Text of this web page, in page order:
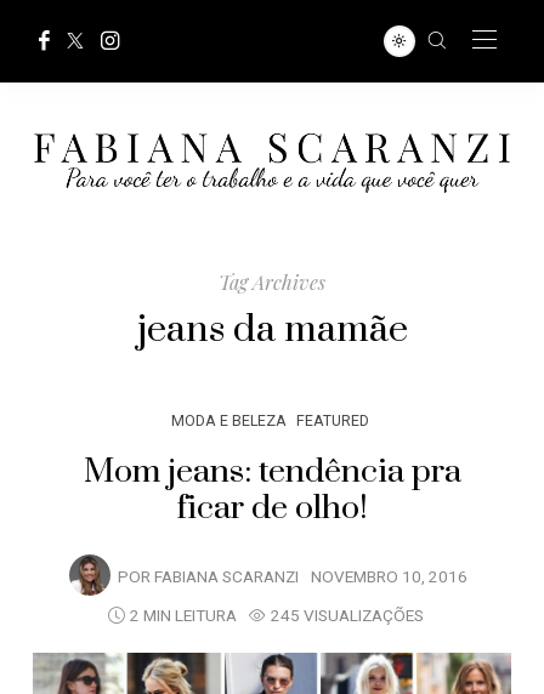
Tag Archives
jeans da mamãe
MODA E BELEZA FEATURED
Mom jeans: tendência pra
ficar de olho!
POR FABIANA SCARANZI NOVEMBRO 10, 2016
2 MIN LEITURA
245 VISUALIZAÇÕES